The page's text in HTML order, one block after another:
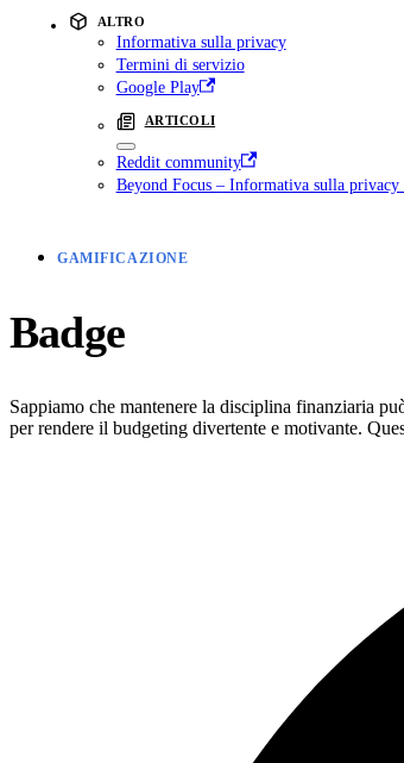
ALTRO
Informativa sulla privacy
Termini di servizio
Google Play
ARTICOLI
Reddit community
Beyond Focus – Informativa sulla privacy
GAMIFICAZIONE
Badge
Sappiamo che mantenere la disciplina finanziaria
per rendere il budgeting divertente e motivante.